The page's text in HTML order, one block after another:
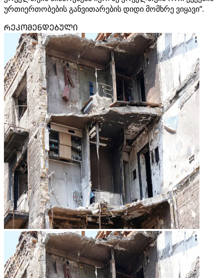
ურთიერთობების განვითარების დიდი მომხრე ვიყავი“.
ᲠᲔᲙᲝᲛᲔᲜᲓᲔᲑᲣᲚᲘ